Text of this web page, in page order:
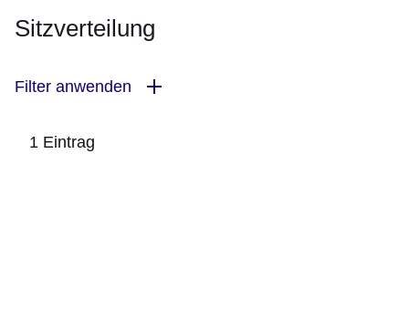
Sitzverteilung
Filter anwenden
1 Eintrag